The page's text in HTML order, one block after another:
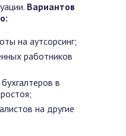
Вариантов
на аутсорсинг;
работников
в
на другие